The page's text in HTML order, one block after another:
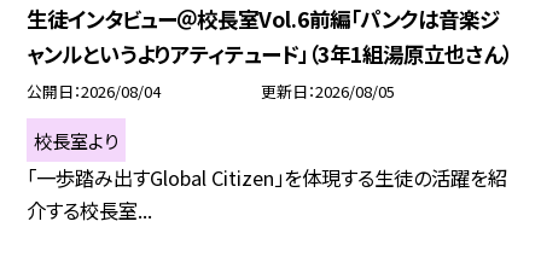
生徒インタビュー＠校長室Vol.6前編「パンクは音楽ジ
ャンルというよりアティテュード」（3年1組湯原立也さん）
公開日 2026/08/04 更新日 2026/08/05
校長室より
「一歩踏み出すGlobal Citizen」を体現する生徒の活躍を紹
介する校長室...